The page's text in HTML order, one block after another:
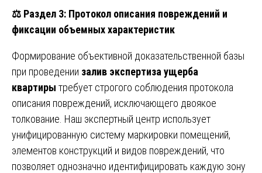
⚖️ Раздел 3: Протокол описания повреждений и
фиксации объемных характеристик
Формирование объективной доказательственной базы
при проведении залив экспертиза ущерба
квартиры требует строгого соблюдения протокола
описания повреждений, исключающего двоякое
толкование. Наш экспертный центр использует
унифицированную систему маркировки помещений,
элементов конструкций и видов повреждений, что
позволяет однозначно идентифицировать каждую зону